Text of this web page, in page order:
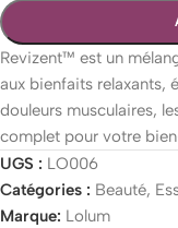
Revizent™ est un
aux bienfaits relaxants,
douleurs musculaires,
complet pour votre
UGS : LO006
Catégories : Beauté,
Marque: Lolum